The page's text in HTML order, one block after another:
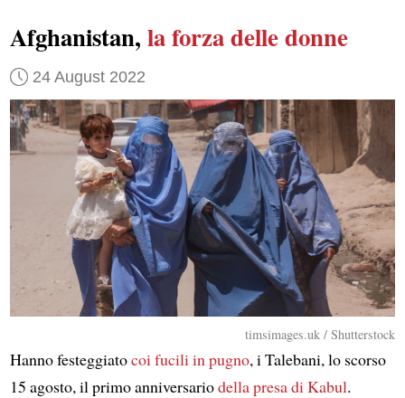
Afghanistan, la forza delle donne
24 August 2022
timsimages.uk / Shutterstock
Hanno festeggiatocoi fucili in pugno, i Talebani, lo scorso
15 agosto, il primo anniversariodella presa di Kabul.